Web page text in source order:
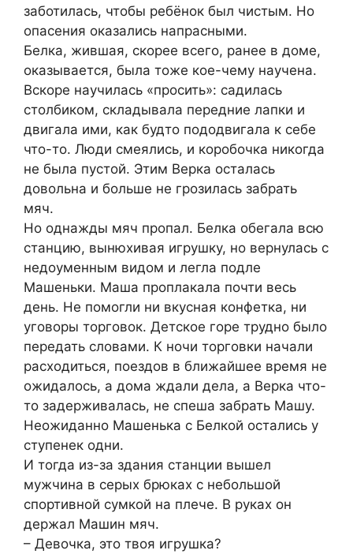
заботилась, чтобы ребёнок был чистым. Но
опасения оказались напрасными.
Белка, жившая, скорее всего, ранее в доме,
оказывается, была тоже кое-чему научена.
Вскоре научилась «просить»: садилась
столбиком, складывала передние лапки и
двигала ими, как будто пододвигала к себе
что-то. Люди смеялись, и коробочка никогда
не была пустой. Этим Верка осталась
довольна и больше не грозилась забрать
мяч.
Но однажды мяч пропал. Белка обегала всю
станцию, вынюхивая игрушку, но вернулась с
недоуменным видом и легла подле
Машеньки. Маша проплакала почти весь
день. Не помогли ни вкусная конфетка, ни
уговоры торговок. Детское горе трудно было
передать словами. К ночи торговки начали
расходиться, поездов в ближайшее время не
ожидалось, а дома ждали дела, а Верка что-
то задерживалась, не спеша забрать Машу.
Неожиданно Машенька с Белкой остались у
ступенек одни.
И тогда из-за здания станции вышел
мужчина в серых брюках с небольшой
спортивной сумкой на плече. В руках он
держал Машин мяч.
– Девочка, это твоя игрушка?